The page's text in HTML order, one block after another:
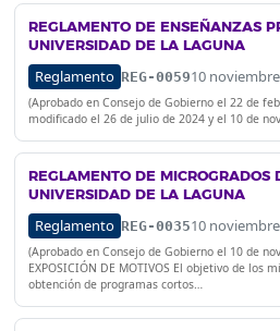
REGLAMENTO DE ENSEÑANZAS
UNIVERSIDAD DE LA LAGUNA
Reglamento REG-005910
(Aprobado en Consejo de Gobierno el 22 de
modificado el 26 de julio de 2024 y el 10 de
REGLAMENTO DE MICROGRADOS
UNIVERSIDAD DE LA LAGUNA
Reglamento REG-003510
(Aprobado en Consejo de Gobierno el 10 de
EXPOSICIÓN DE MOTIVOS El objetivo de los
obtención de programas cortos…